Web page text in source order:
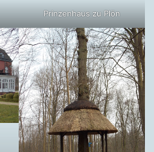
Prinzenhaus zu Plön